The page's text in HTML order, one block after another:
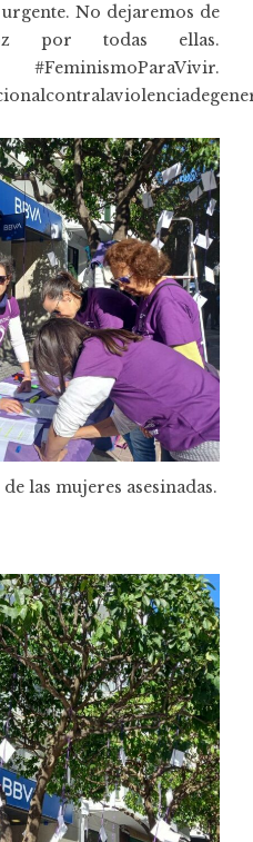
No dejaremos de
por todas ellas.
las mujeres asesinadas.